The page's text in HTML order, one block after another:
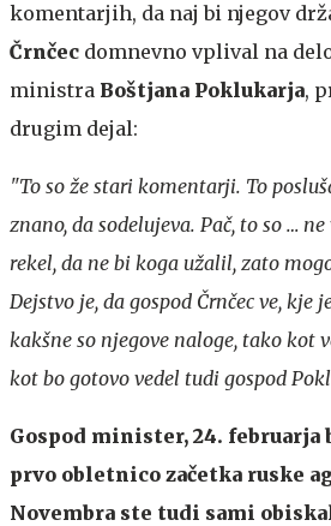
komentarjih, da naj bi njegov
Črnčec domnevno vplival na
ministra Boštjana Poklukarja,
drugim dejal:
"To so že stari komentarji. To
znano, da sodelujeva. Pač, to so …
rekel, da ne bi koga užalil, zato
Dejstvo je, da gospod Črnčec ve, kje
kakšne so njegove naloge, tako kot
kot bo gotovo vedel tudi gospod
Gospod minister, 24. februarja
prvo obletnico začetka ruske
Novembra ste tudi sami